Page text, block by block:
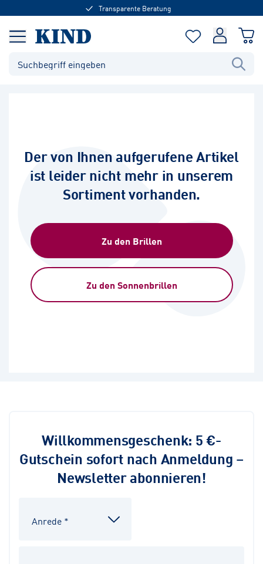
Transparente Beratung
Der von Ihnen aufgerufene Artikel
ist leider nicht mehr in unserem
Sortiment vorhanden.
Zu den Brillen
Zu den Sonnenbrillen
Willkommensgeschenk: 5 €-
Gutschein sofort nach Anmeldung –
Newsletter abonnieren!